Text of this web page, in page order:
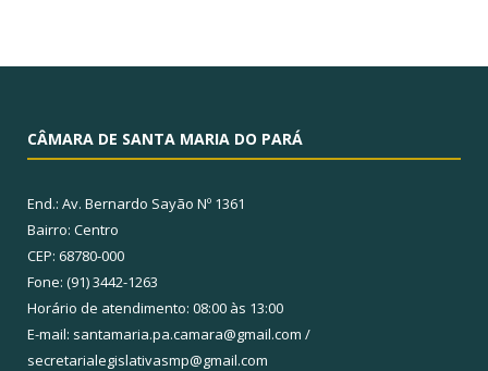
CÂMARA DE SANTA MARIA DO PARÁ
End.: Av. Bernardo Sayão Nº 1361
Bairro: Centro
CEP: 68780-000
Fone: (91) 3442-1263
Horário de atendimento: 08:00 às 13:00
E-mail: santamaria.pa.camara@gmail.com /
secretarialegislativasmp@gmail.com